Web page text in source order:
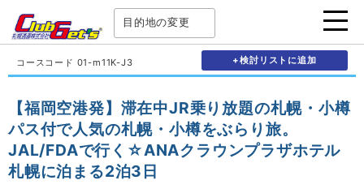
目的地の変更
コースコード 01-m11K-J3 +検討リストに追加
【福岡空港発】滞在中JR乗り放題の札幌・小樽
パス付で人気の札幌・小樽をぶらり旅。
JAL/FDAで行く☆ANAクラウンプラザホテル
札幌に泊まる2泊3日